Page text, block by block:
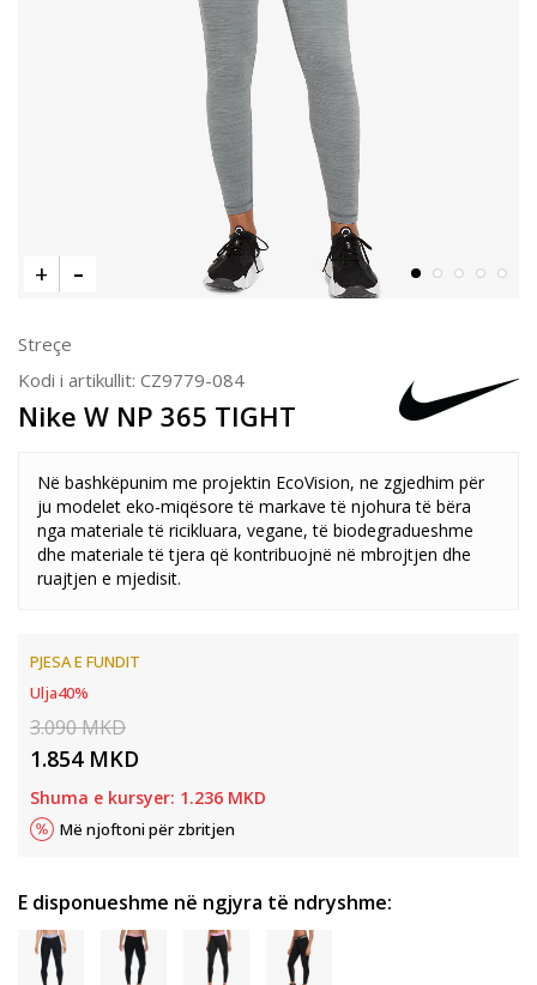
Streçe
Kodi i artikullit: CZ9779-084
Nike W NP 365 TIGHT
Në bashkëpunim me projektin EcoVision, ne zgjedhim për
ju modelet eko-miqësore të markave të njohura të bëra
nga materiale të ricikluara, vegane, të biodegradueshme
dhe materiale të tjera që kontribuojnë në mbrojtjen dhe
ruajtjen e mjedisit.
PJESA E FUNDIT
Ulja40%
3.090MKD
1.854 MKD
Shuma e kursyer: 1.236 MKD
Më njoftoni për zbritjen
E disponueshme në ngjyra të ndryshme: